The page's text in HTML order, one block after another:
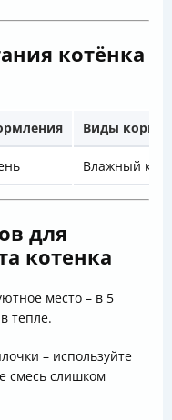
котёнка
Виды корма
Влажный
для
котенка
место – в 5
тепле.
– используйте
смесь слишком